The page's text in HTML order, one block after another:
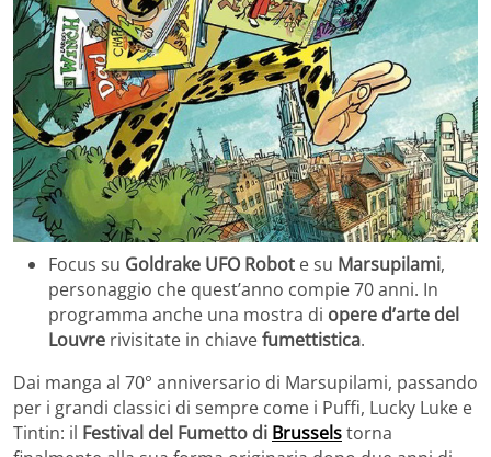
Focus su Goldrake UFO Robot e su Marsupilami,
personaggio che quest’anno compie 70 anni. In
programma anche una mostra di opere d’arte del
Louvre rivisitate in chiavefumettistica.
Dai manga al 70° anniversario di Marsupilami, passando
per i grandi classici di sempre come i Puffi, Lucky Luke e
Tintin: il Festival del Fumetto di Brusselstorna